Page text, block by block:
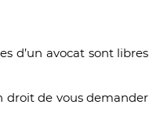
d’un avocat sont libres
droit de vous demander